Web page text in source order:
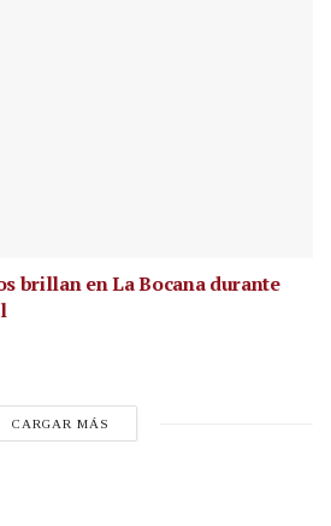
brillan en La Bocana durante
CARGAR MÁS